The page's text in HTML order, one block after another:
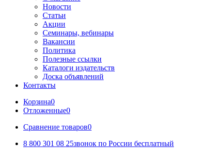
Новости
Статьи
Акции
Семинары, вебинары
Вакансии
Политика
Полезные ссылки
Каталоги издательств
Доска объявлений
Контакты
Корзина0
Отложенные0
Сравнение товаров0
8 800 301 08 25звонок по России бесплатный